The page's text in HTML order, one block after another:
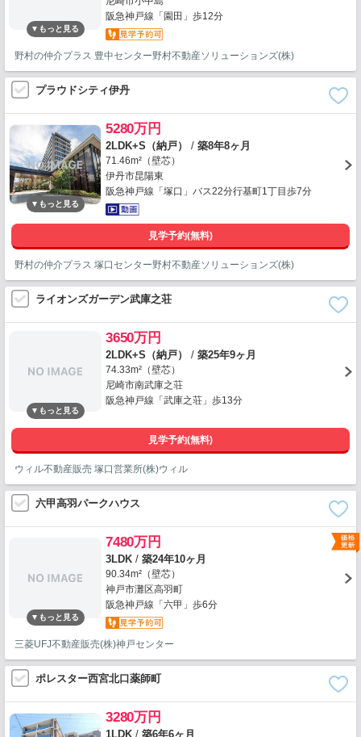
阪急神戸線「園田」歩12分
野村の仲介プラス 豊中センター野村不動産ソリューションズ(株)
プラウドシティ伊丹
5280万円
2LDK+S（納戸） / 築8年8ヶ月
71.46m²（壁芯）
伊丹市昆陽東
阪急神戸線「塚口」バス22分行基町1丁目歩7分
見学予約(無料)
野村の仲介プラス 塚口センター野村不動産ソリューションズ(株)
ライオンズガーデン武庫之荘
3650万円
2LDK+S（納戸） / 築25年9ヶ月
74.33m²（壁芯）
尼崎市南武庫之荘
阪急神戸線「武庫之荘」歩13分
見学予約(無料)
ウィル不動産販売 塚口営業所(株)ウィル
六甲高羽パークハウス
7480万円
3LDK / 築24年10ヶ月
90.34m²（壁芯）
神戸市灘区高羽町
阪急神戸線「六甲」歩6分
三菱UFJ不動産販売(株)神戸センター
ポレスター西宮北口薬師町
3280万円
1LDK / 築6年6ヶ月